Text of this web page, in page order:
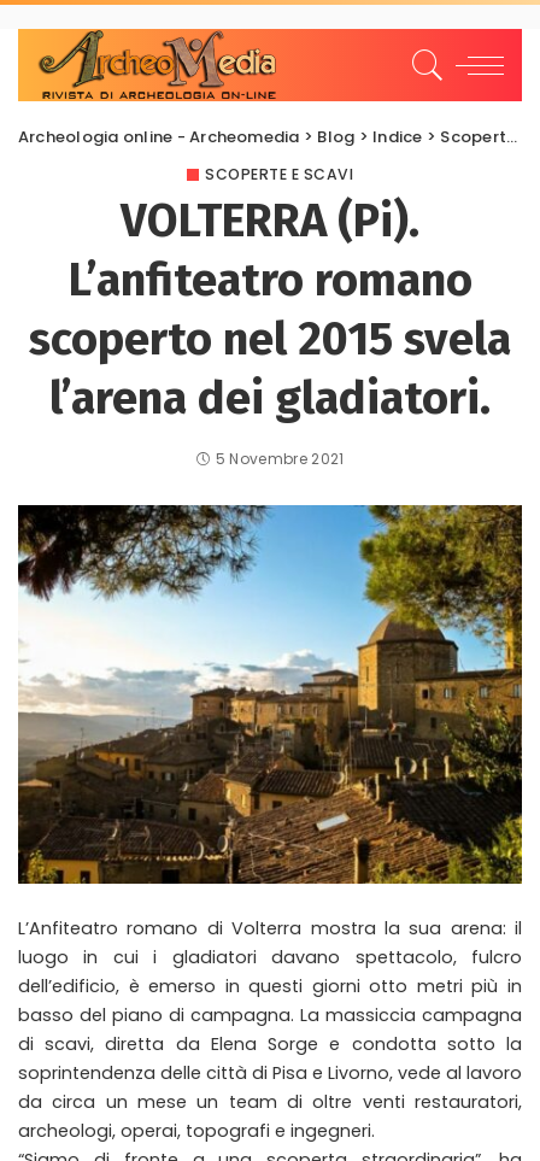
Archeologia online - Archeomedia > Blog > Indice > Scoperte e scavi
SCOPERTE E SCAVI
VOLTERRA (Pi).
L’anfiteatro romano
scoperto nel 2015 svela
l’arena dei gladiatori.
5 Novembre 2021
L’Anfiteatro romano di Volterra mostra la sua arena: il
luogo in cui i gladiatori davano spettacolo, fulcro
dell’edificio, è emerso in questi giorni otto metri più in
basso del piano di campagna. La massiccia campagna
di scavi, diretta da Elena Sorge e condotta sotto la
soprintendenza delle città di Pisa e Livorno, vede al lavoro
da circa un mese un team di oltre venti restauratori,
archeologi, operai, topografi e ingegneri.